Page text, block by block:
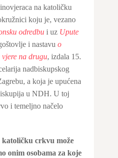
na katoličku
koju je, vezano
odredbui uz Upute
i nastavu o
na drugu, izdala 15.
nadbiskupskog
a koja je upućena
u NDH. U toj
i temeljno načelo
crkvu može
onim osobama za koje